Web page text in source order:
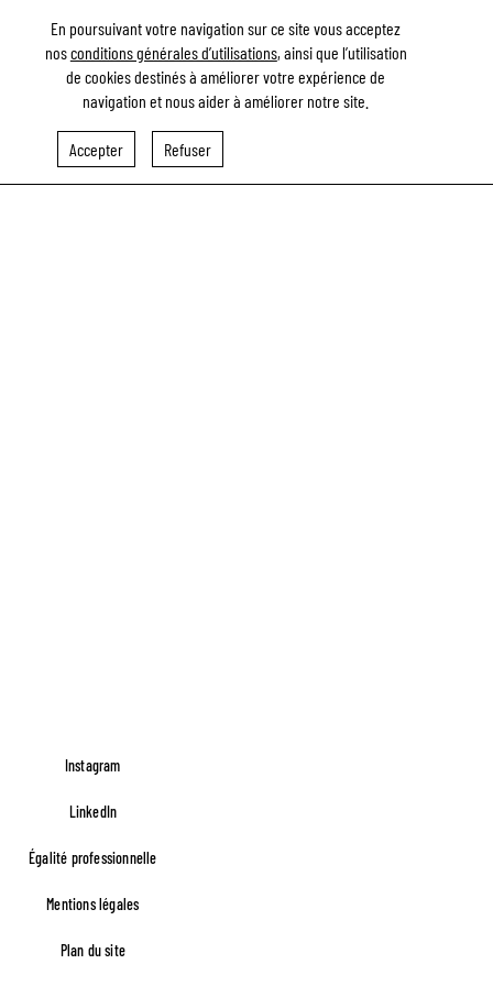
En poursuivant votre navigation sur ce site vous acceptez
nosconditions générales d’utilisations, ainsi que l’utilisation
de cookies destinés à améliorer votre expérience de
navigation et nous aider à améliorer notre site.
Accepter Refuser
"MÉTÉO À LA CARTE" - LA PIERRE DE CAEN À LA
CATHÉDRALE DE BAYEUX
Footer FR Lefèvre
Instagram
LinkedIn
Égalité professionnelle
Mentions légales
Plan du site